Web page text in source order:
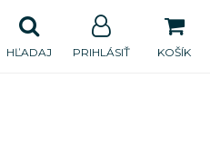
KOŠÍK
PRIHLÁSIŤ
HĽADAJ